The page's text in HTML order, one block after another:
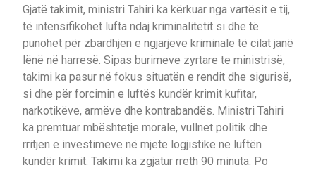
Gjatë takimit, ministri Tahiri ka kërkuar nga vartësit e tij,
të intensifikohet lufta ndaj kriminalitetit si dhe të
punohet për zbardhjen e ngjarjeve kriminale të cilat janë
lënë në harresë. Sipas burimeve zyrtare te ministrisë,
takimi ka pasur në fokus situatën e rendit dhe sigurisë,
si dhe për forcimin e luftës kundër krimit kufitar,
narkotikëve, armëve dhe kontrabandës. Ministri Tahiri
ka premtuar mbështetje morale, vullnet politik dhe
rritjen e investimeve në mjete logjistike në luftën
kundër krimit. Takimi ka zgjatur rreth 90 minuta. Po